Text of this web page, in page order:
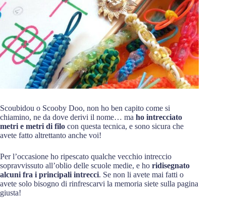
Scoubidou o Scooby Doo, non ho ben capito come si
chiamino, ne da dove derivi il nome… ma ho intrecciato
metri e metri di filo con questa tecnica, e sono sicura che
avete fatto altrettanto anche voi!
Per l’occasione ho ripescato qualche vecchio intreccio
sopravvissuto all’oblio delle scuole medie, e ho ridisegnato
alcuni fra i principali intrecci. Se non li avete mai fatti o
avete solo bisogno di rinfrescarvi la memoria siete sulla pagina
giusta!